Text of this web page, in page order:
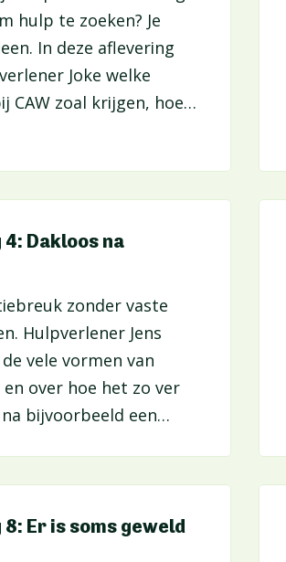
hulp te zoeken? Je
In deze aflevering
Joke welke
CAW zoal krijgen, hoe
Dakloos na
zonder vaste
Hulpverlener Jens
vele vormen van
over hoe het zo ver
bijvoorbeeld een
Er is soms geweld